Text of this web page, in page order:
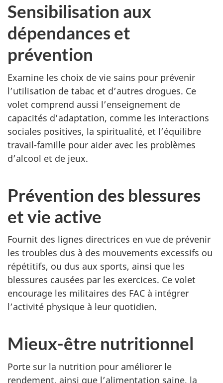
Sensibilisation aux
dépendances et
prévention
Examine les choix de vie sains pour prévenir
l’utilisation de tabac et d’autres drogues. Ce
volet comprend aussi l’enseignement de
capacités d’adaptation, comme les interactions
sociales positives, la spiritualité, et l’équilibre
travail-famille pour aider avec les problèmes
d’alcool et de jeux.
Prévention des blessures
et vie active
Fournit des lignes directrices en vue de prévenir
les troubles dus à des mouvements excessifs ou
répétitifs, ou dus aux sports, ainsi que les
blessures causées par les exercices. Ce volet
encourage les militaires des FAC à intégrer
l’activité physique à leur quotidien.
Mieux-être nutritionnel
Porte sur la nutrition pour améliorer le
rendement, ainsi que l’alimentation saine, la